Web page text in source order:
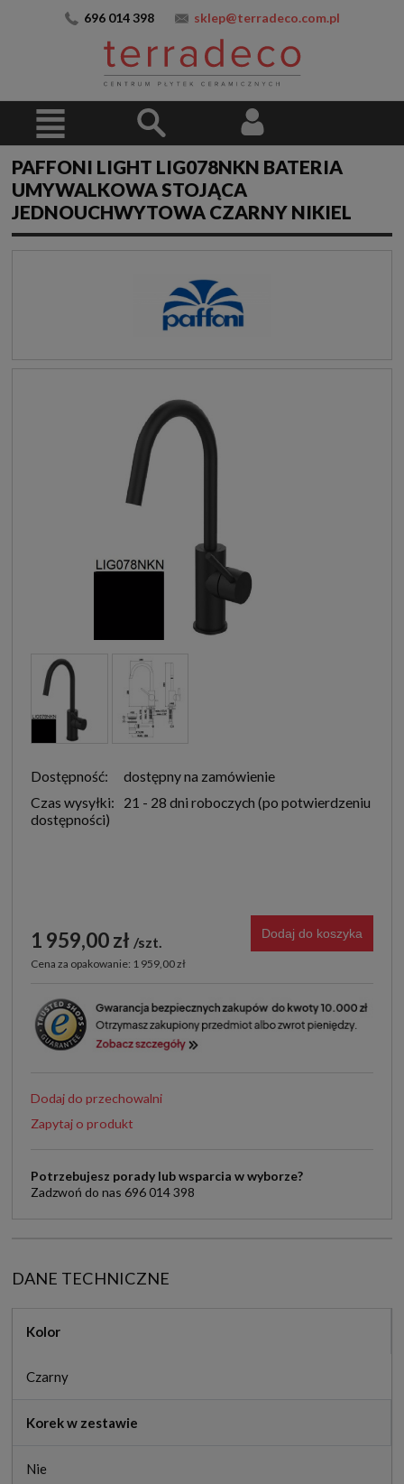
696 014 398 sklep@terradeco.com.pl
PAFFONI LIGHT LIG078NKN BATERIA
UMYWALKOWA STOJĄCA
JEDNOUCHWYTOWA CZARNY NIKIEL
Dostępność:
dostępny na zamówienie
Czas wysyłki:
21 - 28 dni roboczych
1 959,00 zł szt.
Cena za opakowanie: 1 959,00 zł
Dodaj do koszyka
Dodaj do przechowalni
Zapytaj o produkt
Potrzebujesz porady lub wsparcia w wyborze?
Zadzwoń do nas 696 014 398
DANE TECHNICZNE
Kolor
Czarny
Korek w zestawie
Nie